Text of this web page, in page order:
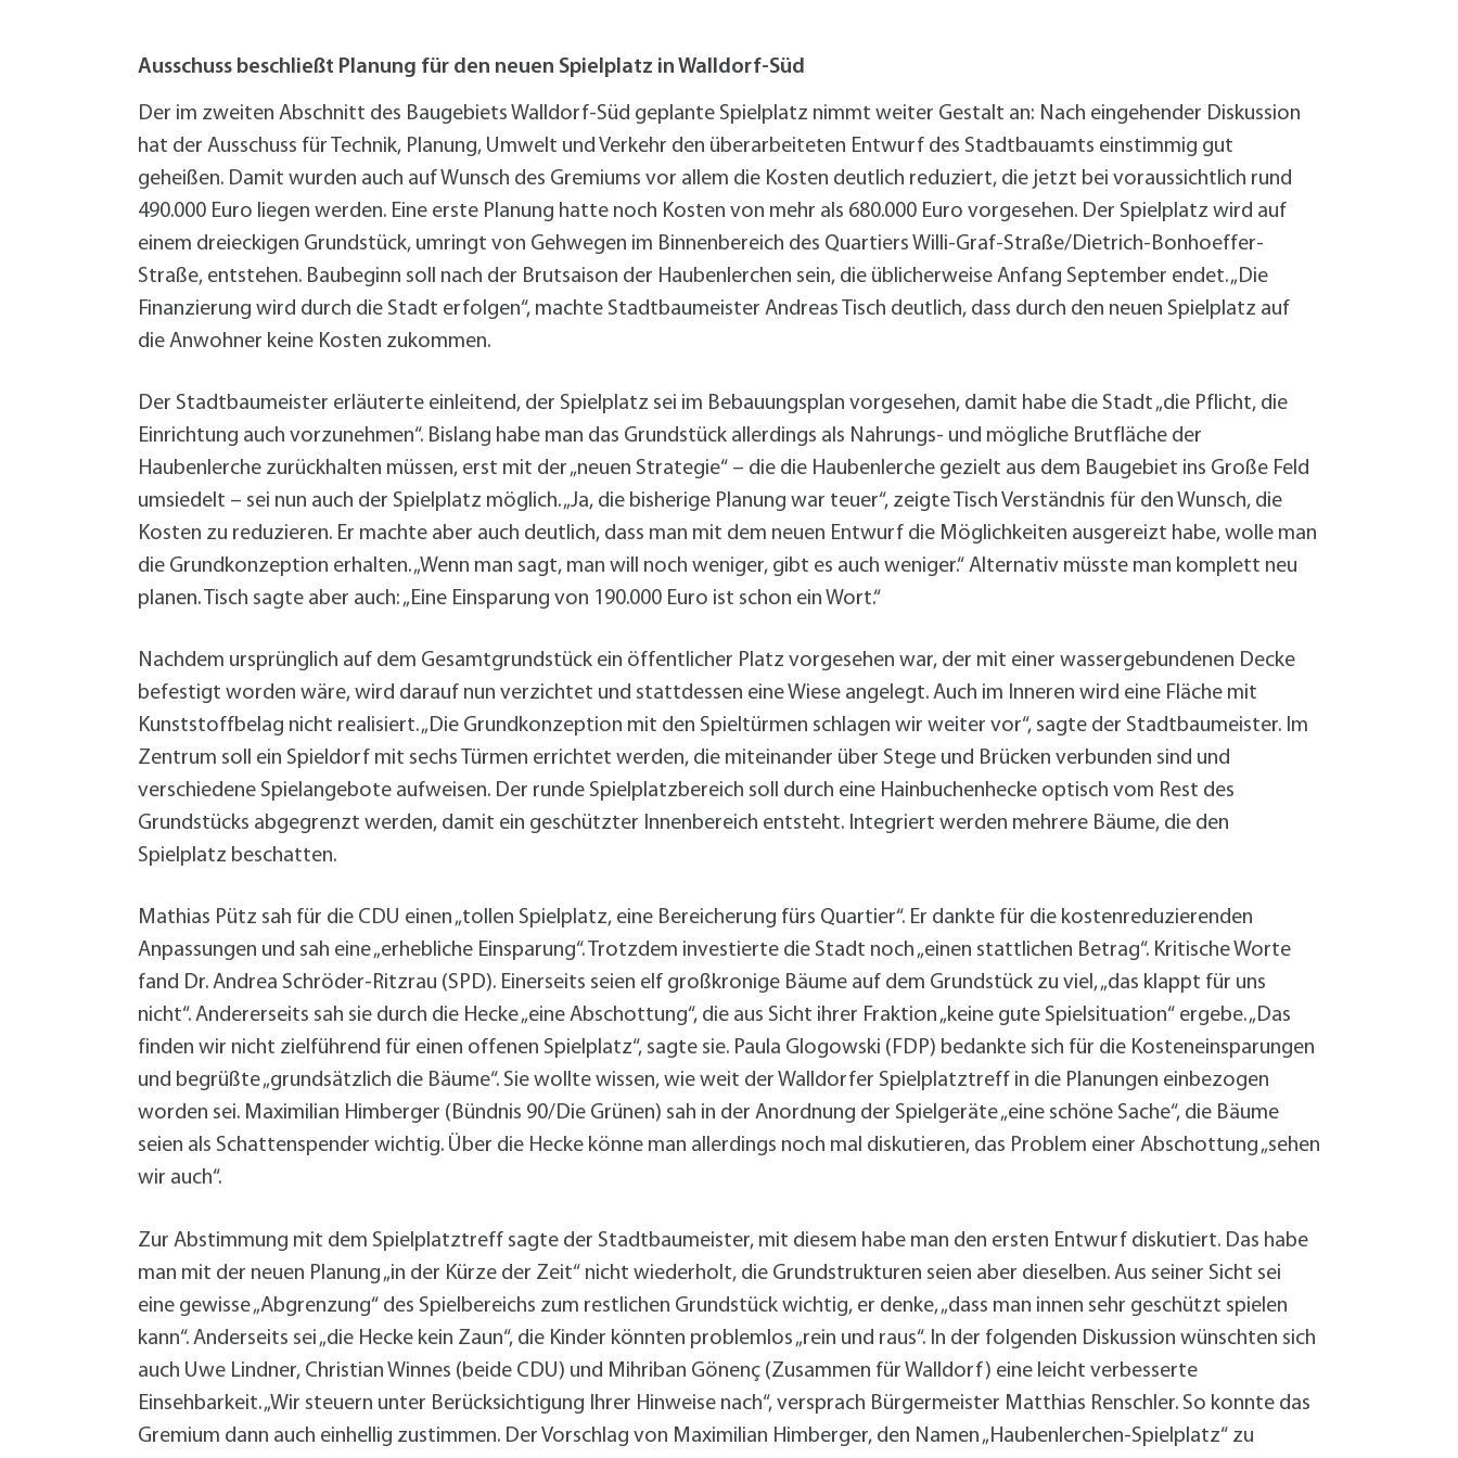
Wohnungsbauförderung
Was erledige ich wo?
Zahlen und Fakten
Ausschuss beschließt Planung für den neuen Spielplatz in Walldorf-Süd
Der im zweiten Abschnitt des Baugebiets Walldorf-Süd geplante Spielplatz nimmt weiter Gestalt an: Nach eingehender Diskussion
hat der Ausschuss für Technik, Planung, Umwelt und Verkehr den überarbeiteten Entwurf des Stadtbauamts einstimmig gut
geheißen. Damit wurden auch auf Wunsch des Gremiums vor allem die Kosten deutlich reduziert, die jetzt bei voraussichtlich rund
490.000 Euro liegen werden. Eine erste Planung hatte noch Kosten von mehr als 680.000 Euro vorgesehen. Der Spielplatz wird auf
einem dreieckigen Grundstück, umringt von Gehwegen im Binnenbereich des Quartiers Willi-Graf-Straße/Dietrich-Bonhoeffer-
Straße, entstehen. Baubeginn soll nach der Brutsaison der Haubenlerchen sein, die üblicherweise Anfang September endet. „Die
Finanzierung wird durch die Stadt erfolgen“, machte Stadtbaumeister Andreas Tisch deutlich, dass durch den neuen Spielplatz auf
die Anwohner keine Kosten zukommen.
Der Stadtbaumeister erläuterte einleitend, der Spielplatz sei im Bebauungsplan vorgesehen, damit habe die Stadt „die Pflicht, die
Einrichtung auch vorzunehmen“. Bislang habe man das Grundstück allerdings als Nahrungs- und mögliche Brutfläche der
Haubenlerche zurückhalten müssen, erst mit der „neuen Strategie“ – die die Haubenlerche gezielt aus dem Baugebiet ins Große Feld
umsiedelt – sei nun auch der Spielplatz möglich. „Ja, die bisherige Planung war teuer“, zeigte Tisch Verständnis für den Wunsch, die
Kosten zu reduzieren. Er machte aber auch deutlich, dass man mit dem neuen Entwurf die Möglichkeiten ausgereizt habe, wolle man
die Grundkonzeption erhalten. „Wenn man sagt, man will noch weniger, gibt es auch weniger.“ Alternativ müsste man komplett neu
planen. Tisch sagte aber auch: „Eine Einsparung von 190.000 Euro ist schon ein Wort.“
Nachdem ursprünglich auf dem Gesamtgrundstück ein öffentlicher Platz vorgesehen war, der mit einer wassergebundenen Decke
befestigt worden wäre, wird darauf nun verzichtet und stattdessen eine Wiese angelegt. Auch im Inneren wird eine Fläche mit
Kunststoffbelag nicht realisiert. „Die Grundkonzeption mit den Spieltürmen schlagen wir weiter vor“, sagte der Stadtbaumeister. Im
Zentrum soll ein Spieldorf mit sechs Türmen errichtet werden, die miteinander über Stege und Brücken verbunden sind und
verschiedene Spielangebote aufweisen. Der runde Spielplatzbereich soll durch eine Hainbuchenhecke optisch vom Rest des
Grundstücks abgegrenzt werden, damit ein geschützter Innenbereich entsteht. Integriert werden mehrere Bäume, die den
Spielplatz beschatten.
Mathias Pütz sah für die CDU einen „tollen Spielplatz, eine Bereicherung fürs Quartier“. Er dankte für die kostenreduzierenden
Anpassungen und sah eine „erhebliche Einsparung“. Trotzdem investierte die Stadt noch „einen stattlichen Betrag“. Kritische Worte
fand Dr. Andrea Schröder-Ritzrau (SPD). Einerseits seien elf großkronige Bäume auf dem Grundstück zu viel, „das klappt für uns
nicht“. Andererseits sah sie durch die Hecke „eine Abschottung“, die aus Sicht ihrer Fraktion „keine gute Spielsituation“ ergebe. „Das
finden wir nicht zielführend für einen offenen Spielplatz“, sagte sie. Paula Glogowski (FDP) bedankte sich für die Kosteneinsparungen
und begrüßte „grundsätzlich die Bäume“. Sie wollte wissen, wie weit der Walldorfer Spielplatztreff in die Planungen einbezogen
worden sei. Maximilian Himberger (Bündnis 90/Die Grünen) sah in der Anordnung der Spielgeräte „eine schöne Sache“, die Bäume
seien als Schattenspender wichtig. Über die Hecke könne man allerdings noch mal diskutieren, das Problem einer Abschottung „sehen
wir auch“.
Zur Abstimmung mit dem Spielplatztreff sagte der Stadtbaumeister, mit diesem habe man den ersten Entwurf diskutiert. Das habe
man mit der neuen Planung „in der Kürze der Zeit“ nicht wiederholt, die Grundstrukturen seien aber dieselben. Aus seiner Sicht sei
eine gewisse „Abgrenzung“ des Spielbereichs zum restlichen Grundstück wichtig, er denke, „dass man innen sehr geschützt spielen
kann“. Anderseits sei „die Hecke kein Zaun“, die Kinder könnten problemlos „rein und raus“. In der folgenden Diskussion wünschten sich
auch Uwe Lindner, Christian Winnes (beide CDU) und Mihriban Gönenç (Zusammen für Walldorf) eine leicht verbesserte
Einsehbarkeit. „Wir steuern unter Berücksichtigung Ihrer Hinweise nach“, versprach Bürgermeister Matthias Renschler. So konnte das
Gremium dann auch einhellig zustimmen. Der Vorschlag von Maximilian Himberger, den Namen „Haubenlerchen-Spielplatz“ zu